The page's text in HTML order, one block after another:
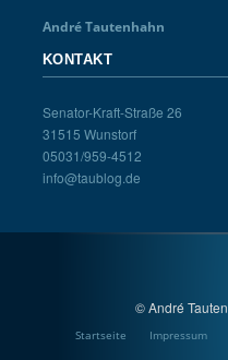
André Tautenhahn
KONTAKT
Senator-Kraft-Straße 26
31515 Wunstorf
05031/959-4512
info@taublog.de
© André
Startseite Impressum